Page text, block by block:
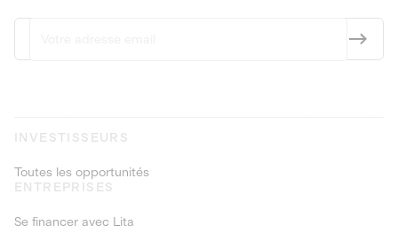
INVESTISSEURS
Toutes les opportunités
ENTREPRISES
Se financer avec Lita